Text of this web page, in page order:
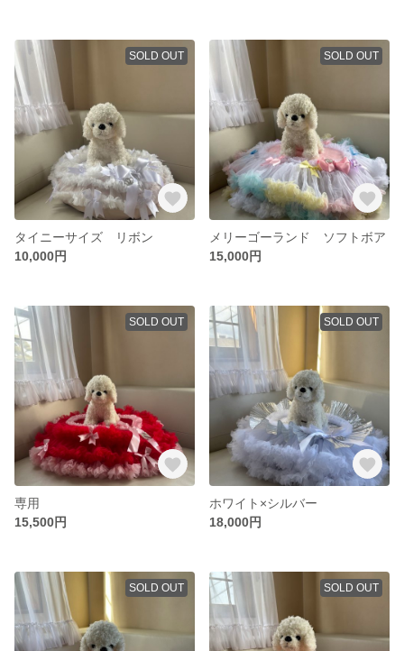
SOLD OUT
タイニーサイズ リボン
10,000円
SOLD OUT
メリーゴーランド ソフトボア
15,000円
SOLD OUT
専用
15,500円
SOLD OUT
ホワイト×シルバー
18,000円
SOLD OUT SOLD OUT